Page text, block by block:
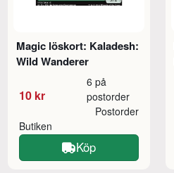
Magic löskort: Kaladesh:
Wild Wanderer
10 kr
6 på
postorder
Butiken
Postorder
Köp